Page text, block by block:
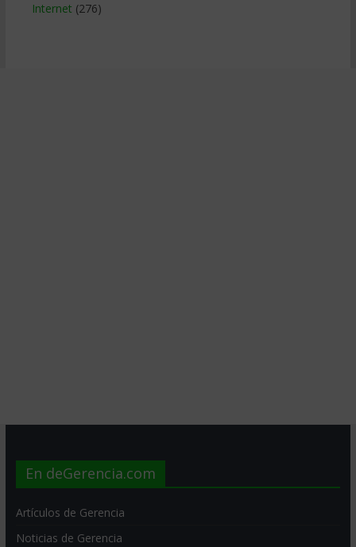
Internet (276)
En deGerencia.com
Artículos de Gerencia
Noticias de Gerencia